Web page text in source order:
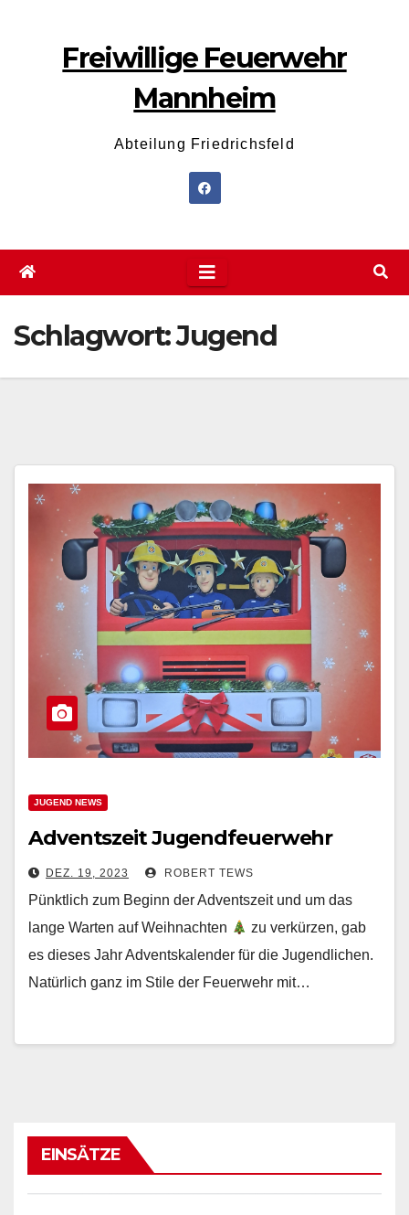
Freiwillige Feuerwehr
Mannheim
Abteilung Friedrichsfeld
Schlagwort:Jugend
JUGEND NEWS
Adventszeit Jugendfeuerwehr
DEZ. 19, 2023 ROBERT TEWS
Pünktlich zum Beginn der Adventszeit und um das
lange Warten auf Weihnachten
zu verkürzen, gab
es dieses Jahr Adventskalender für die Jugendlichen.
Natürlich ganz im Stile der Feuerwehr mit…
EINSÄTZE